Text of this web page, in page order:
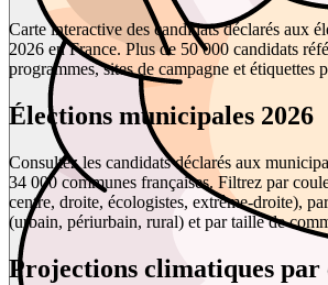
Carte interactive des candidats déclarés aux
2026 en France. Plus de 50 000 candidats
programmes, sites de campagne et étiquettes
Élections municipales 2026
Consultez les candidats déclarés aux
34 000 communes françaises. Filtrez par
centre, droite, écologistes, extrême-droite),
(urbain, périurbain, rural) et par taille de
Projections climatiques par